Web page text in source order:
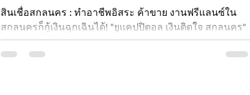
แคปปิตอล เงินติดใจ’
สินเชื่อสกลนคร : ทำอาชีพอิสระ ค้าขาย งานฟรีแลนซ์ใน
สกลนครก็กู้เงินฉุกเฉินได้! "ยูแคปปิตอล เงินติดใจ สกลนคร"
สินเชื่อพิโกพลัสถูกกฎหมาย อนุมัติไว ไม่ใช้คนค้ำ โทร 063-
3236194.